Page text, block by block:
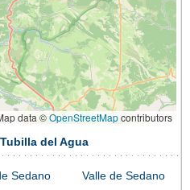
data ©OpenStreetMapcontributors
del Agua
Sedano Valle de Sedano